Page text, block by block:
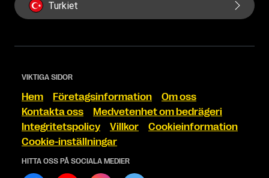
Turkiet
VIKTIGA SIDOR
Hem Företagsinformation
Om oss
Kontakta oss
Medvetenhet om bedrägeri
Integritetspolicy
Villkor
Cookieinformation
Cookie-inställningar
HITTA OSS PÅ SOCIALA MEDIER